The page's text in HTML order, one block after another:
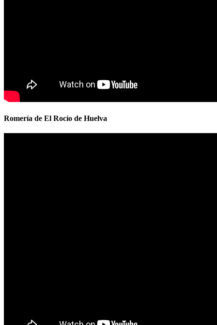
Romería de El Rocío de Huelva